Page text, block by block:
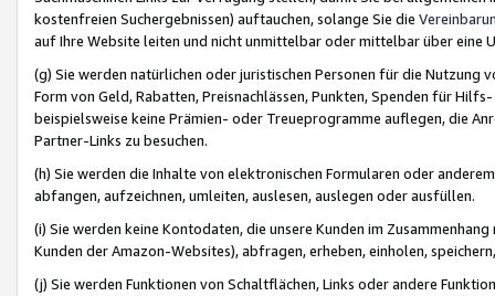
kostenfreien Suchergebnissen) auftauchen, solange Sie die
auf Ihre Website leiten und nicht unmittelbar oder mittelbar über eine
(g) Sie werden natürlichen oder juristischen Personen für die Nutzung
Form von Geld, Rabatten, Preisnachlässen, Punkten, Spenden für
beispielsweise keine Prämien- oder Treueprogramme auflegen, die
Partner-Links zu besuchen.
(h) Sie werden die Inhalte von elektronischen Formularen oder
abfangen, aufzeichnen, umleiten, auslesen, auslegen oder ausfüllen.
(i) Sie werden keine Kontodaten, die unsere Kunden im
Kunden der Amazon-Websites), abfragen, erheben, einholen,
(j) Sie werden Funktionen von Schaltflächen, Links oder andere